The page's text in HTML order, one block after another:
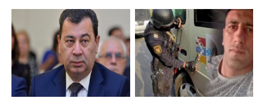
"Məni bağışla, gözəl anam.
Qardaşlarıma və dostlarıma vaxt
ayırmadan köçüb getdim"
səfər Ermənistan cəmiyyətinin
əhəmiyyətli bir hissəsi və xüsusən
də bəzi Rusiy